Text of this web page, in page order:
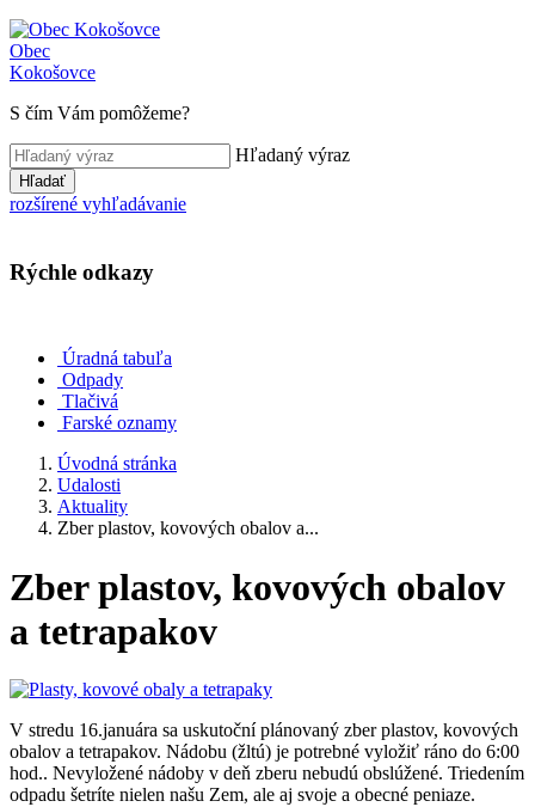
Obec
Kokošovce
S čím Vám pomôžeme?
Hľadaný výraz
Hľadať
rozšírené vyhľadávanie
Rýchle odkazy
Úradná tabuľa
Odpady
Tlačivá
Farské oznamy
Úvodná stránka
Udalosti
Aktuality
Zber plastov, kovových obalov a...
Zber plastov, kovových obalov
a tetrapakov
V stredu 16.januára sa uskutoční plánovaný zber plastov, kovových
obalov a tetrapakov. Nádobu (žltú) je potrebné vyložiť ráno do 6:00
hod.. Nevyložené nádoby v deň zberu nebudú obslúžené. Triedením
odpadu šetríte nielen našu Zem, ale aj svoje a obecné peniaze.